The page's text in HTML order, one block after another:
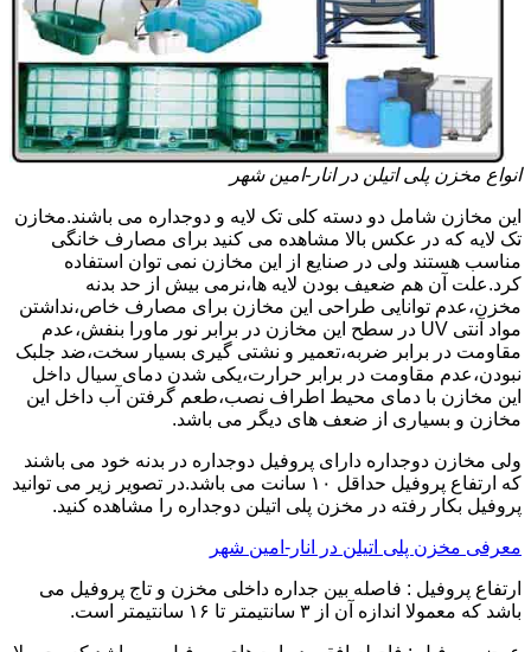
انواع مخزن پلی اتیلن در انار-امین شهر
این مخازن شامل دو دسته کلی تک لایه و دوجداره می باشند.مخازن
تک لایه که در عکس بالا مشاهده می کنید برای مصارف خانگی
مناسب هستند ولی در صنایع از این مخازن نمی توان استفاده
کرد.علت آن هم ضعیف بودن لایه ها،نرمی بیش از حد بدنه
مخزن،عدم توانایی طراحی این مخازن برای مصارف خاص،نداشتن
مواد آنتی UV در سطح این مخازن در برابر نور ماورا بنفش،عدم
مقاومت در برابر ضربه،تعمیر و نشتی گیری بسیار سخت،ضد جلبک
نبودن،عدم مقاومت در برابر حرارت،یکی شدن دمای سیال داخل
این مخازن با دمای محیط اطراف نصب،طعم گرفتن آب داخل این
مخازن و بسیاری از ضعف های دیگر می باشد.
ولی مخازن دوجداره دارای پروفیل دوجداره در بدنه خود می باشند
که ارتفاع پروفیل حداقل ۱۰ سانت می باشد.در تصویر زیر می توانید
پروفیل بکار رفته در مخزن پلی اتیلن دوجداره را مشاهده کنید.
معرفی مخزن پلی اتیلن در انار-امین شهر
ارتفاع پروفیل : فاصله بین جداره داخلی مخزن و تاج پروفیل می
باشد که معمولا اندازه آن از ۳ سانتیمتر تا ۱۶ سانتیمتر است.